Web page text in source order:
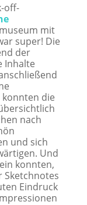
off-
mit
super! Die
der
Inhalte
die
nach
und sich
Und
konnten,
Sketchnotes
Eindruck